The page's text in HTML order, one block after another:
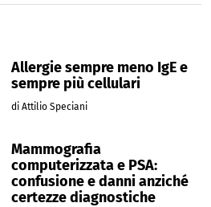
Allergie sempre meno IgE e
sempre più cellulari
di Attilio Speciani
Mammografia
computerizzata e PSA:
confusione e danni anziché
certezze diagnostiche